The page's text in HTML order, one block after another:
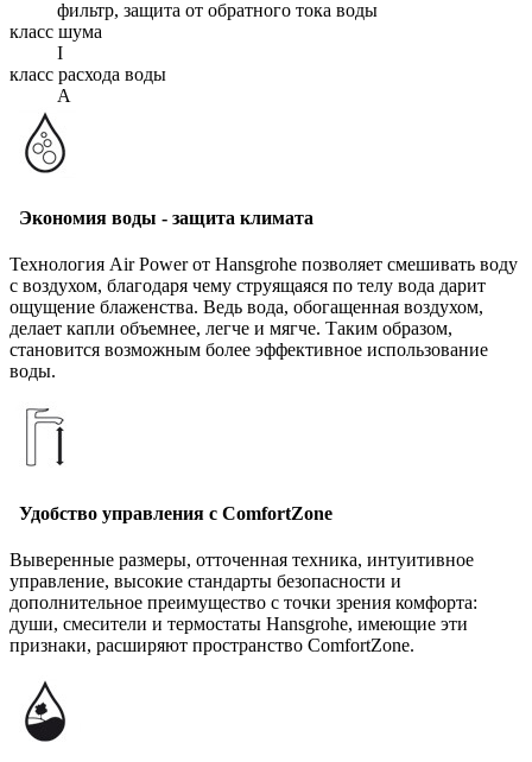
фильтр, защита от обратного тока воды
класс шума
I
класс расхода воды
A
Экономия воды - защита климата
Технология Air Power от Hansgrohe позволяет смешивать воду
с воздухом, благодаря чему струящаяся по телу вода дарит
ощущение блаженства. Ведь вода, обогащенная воздухом,
делает капли объемнее, легче и мягче. Таким образом,
становится возможным более эффективное использование
воды.
Удобство управления с ComfortZone
Выверенные размеры, отточенная техника, интуитивное
управление, высокие стандарты безопасности и
дополнительное преимущество с точки зрения комфорта:
души, смесители и термостаты Hansgrohe, имеющие эти
признаки, расширяют пространство ComfortZone.